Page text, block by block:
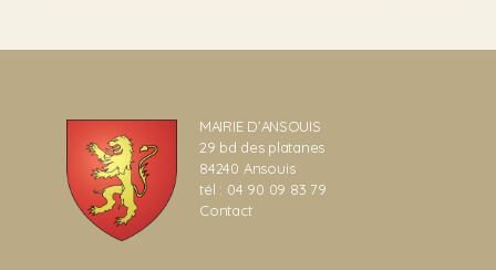
MAIRIE D’ANSOUIS
29 bd des platanes
84240 Ansouis
tél : 04 90 09 83 79
Contact